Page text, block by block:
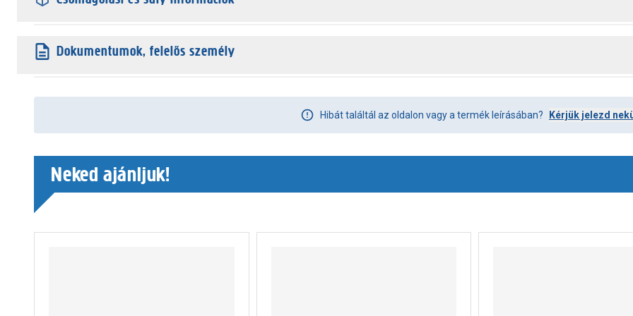
Dokumentumok, felelős személy
Hibát találtál az oldalon vagy a termék leírásában? Kérjük jelezd
Neked ajánljuk!